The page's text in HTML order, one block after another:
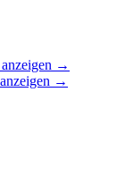
anzeigen →
anzeigen →